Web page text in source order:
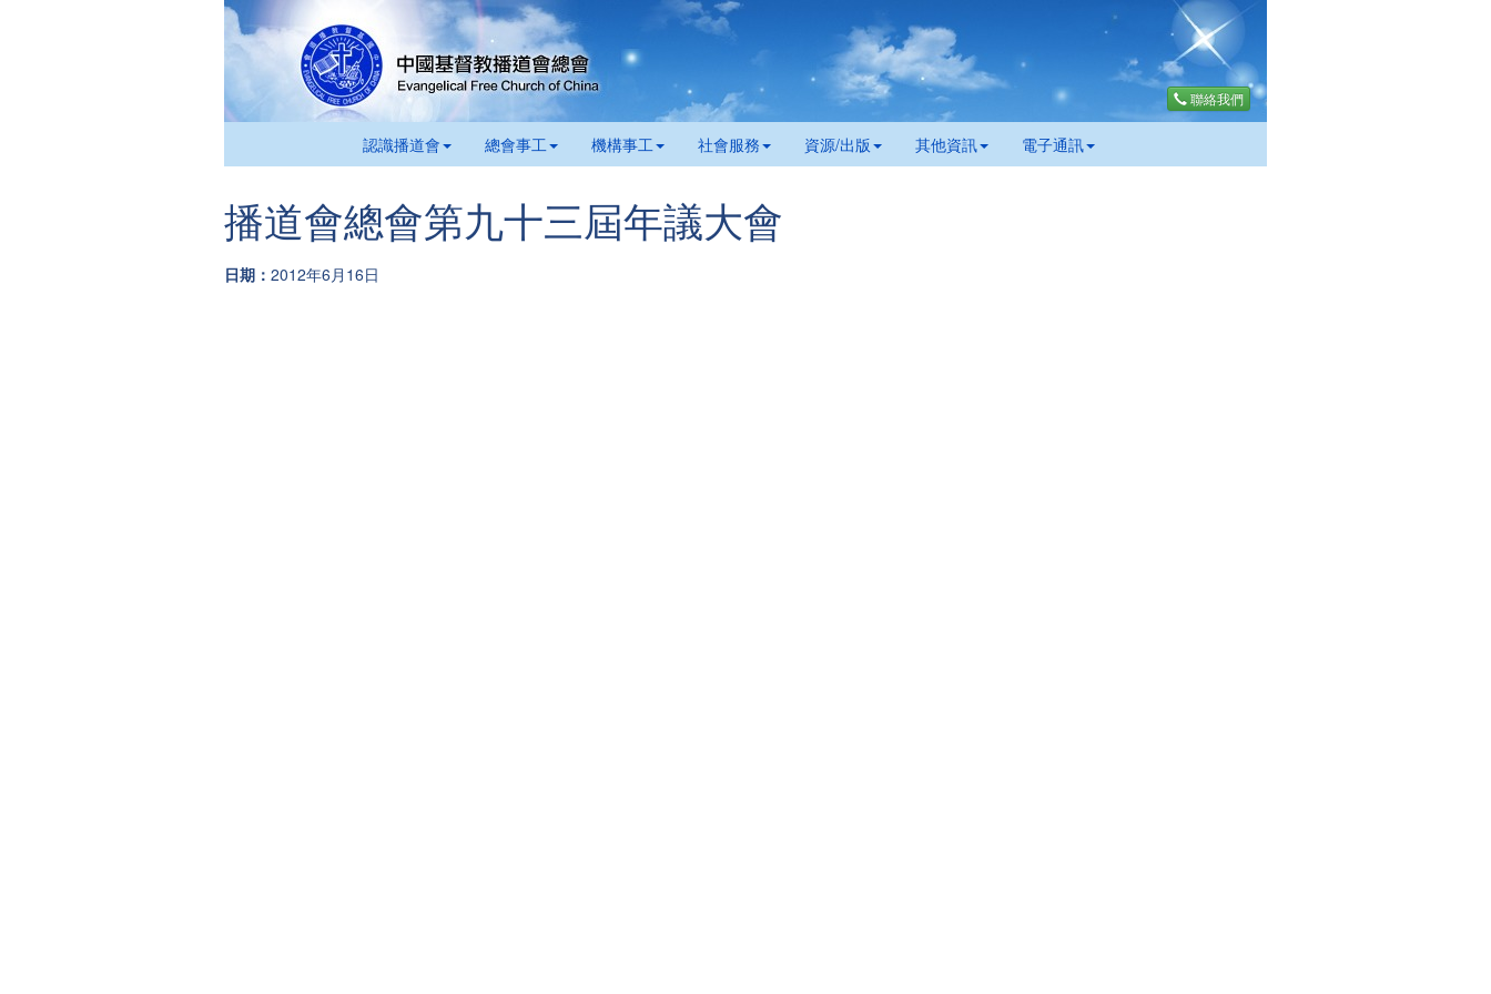
聯絡我們
認識播道會 總會事工 機構事工 社會服務 資源/出版 其他資訊 電子通訊
播道會總會第九十三屆年議大會
日期： 2012年6月16日